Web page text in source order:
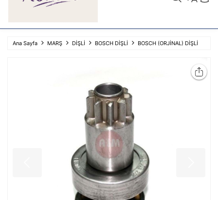
Ana Sayfa MARŞ DİŞLİ BOSCH DİŞLİ BOSCH (ORJİNAL) DİŞLİ